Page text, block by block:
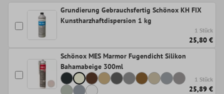
Grundierung Gebrauchsfertig Schönox KH FIX
Kunstharzhaftdispersion 1 kg
1 Stück
25,80 €
Schönox MES Marmor Fugendicht Silikon
Bahamabeige 300ml
1 Stück
25,89 €